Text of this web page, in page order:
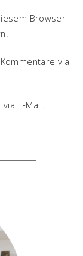
Browser
via
E-Mail.